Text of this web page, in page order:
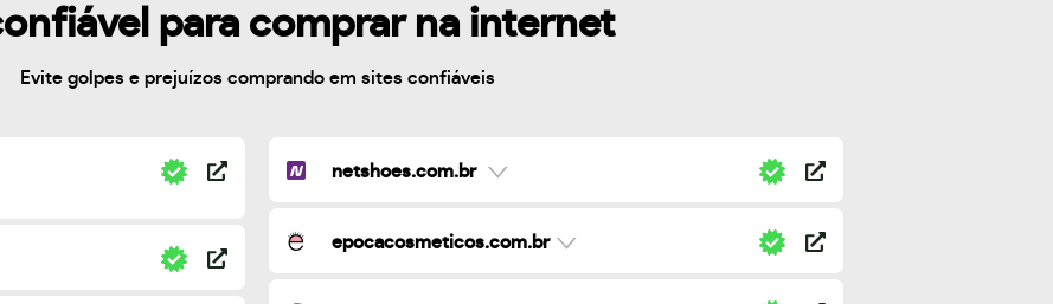
para comprar na internet
Evite golpes e prejuízos comprando em sites confiáveis
netshoes.com.br
epocacosmeticos.com.br